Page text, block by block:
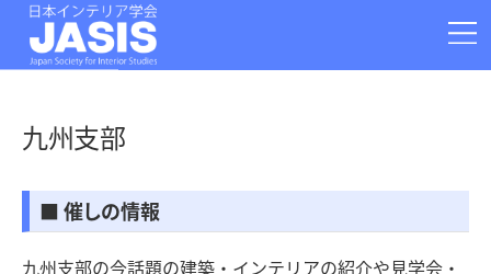
学会情報
アーカイブ
九州支部
■ 催しの情報
九州支部の今話題の建築・インテリアの紹介や見学会・